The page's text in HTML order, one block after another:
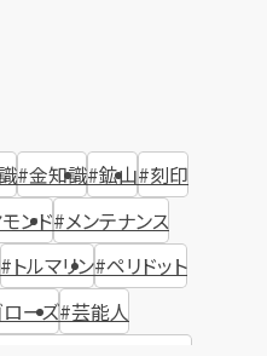
金知識 鉱山 刻印
ンド メンテナンス
トルマリン ペリドット
ーズ 芸能人